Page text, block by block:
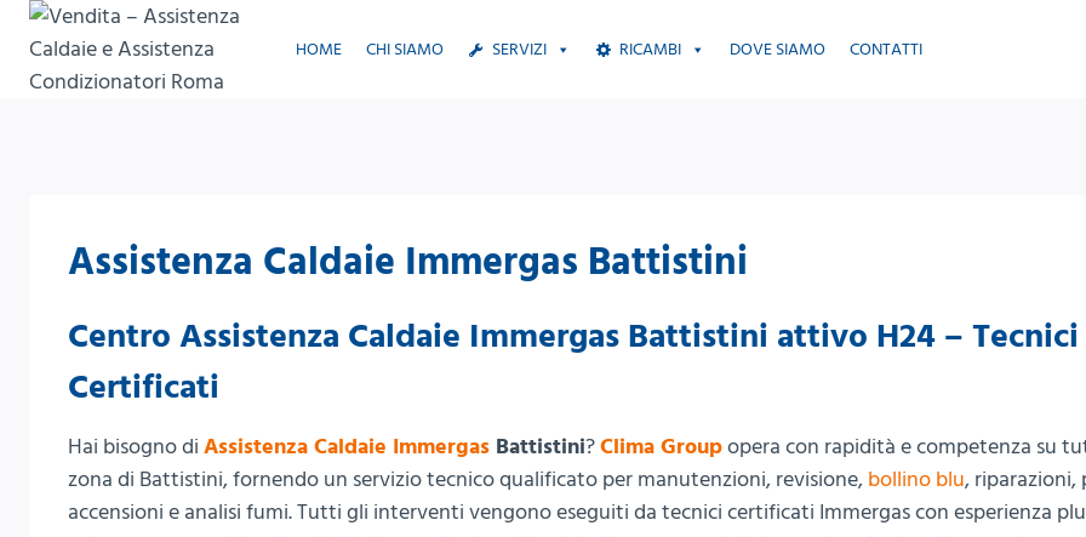
Salta
contenuto
HOME CHI SIAMO SERVIZI RICAMBI DOVE SIAMO CONTATTI
Assistenza Caldaie Immergas Battistini
Centro Assistenza Caldaie Immergas Battistini attivo H24 – Tecnici
Certificati
Hai bisogno di Assistenza Caldaie Immergas Battistini?Clima Groupopera con rapidità e competenza su
zona di Battistini, fornendo un servizio tecnico qualificato per manutenzioni, revisione, bollino blu, riparazioni,
accensioni e analisi fumi. Tutti gli interventi vengono eseguiti da tecnici certificati Immergas con esperienza